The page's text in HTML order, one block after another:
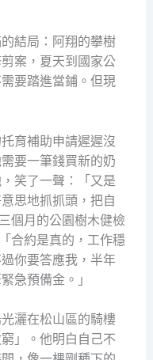
結局：阿翔的攀樹
案，夏天到國家公
要踏進當鋪。但現
育補助申請遲遲沒
要一筆錢買新的奶
笑了一聲：「又是
思地抓抓頭，把自
個月的公園樹木健檢
合約是真的，工作穩
你要答應我，半年
急預備金。」
灑在松山區的騎樓
」。他明白自己不